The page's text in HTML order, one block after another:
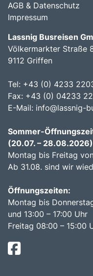
AGB & Datenschutz
Impressum
Lassnig Busreisen
Völkermarkter Straße
9112 Griffen
Tel: +43 (0) 4233
Fax: +43 (0) 04233
E-Mail: info@lassnig-
Sommer-
(20.07. –
Montag bis Freitag
Ab 31.08. sind wir
Öffnungszeiten:
Montag bis
und 13:00 – 17:00 Uhr
Freitag 08:00 – 15:00